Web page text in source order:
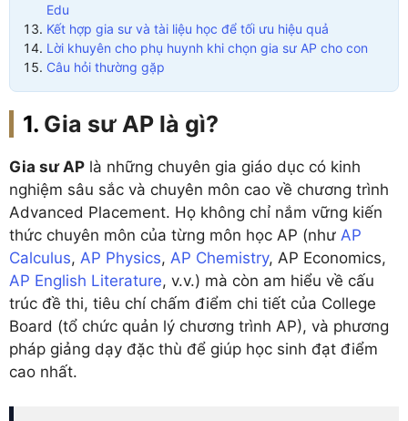
Edu
Kết hợp gia sư và tài liệu học để tối ưu hiệu quả
Lời khuyên cho phụ huynh khi chọn gia sư AP cho con
Câu hỏi thường gặp
Gia sư AP là gì?
Gia sư AP là những chuyên gia giáo dục có kinh
nghiệm sâu sắc và chuyên môn cao về chương trình
Advanced Placement. Họ không chỉ nắm vững kiến
thức chuyên môn của từng môn học AP (như AP
Calculus, AP Physics, AP Chemistry, AP Economics,
AP English Literature, v.v.) mà còn am hiểu về cấu
trúc đề thi, tiêu chí chấm điểm chi tiết của College
Board (tổ chức quản lý chương trình AP), và phương
pháp giảng dạy đặc thù để giúp học sinh đạt điểm
cao nhất.